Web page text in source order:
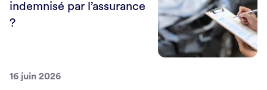
indemnisé par l’assurance
?
16 juin 2026